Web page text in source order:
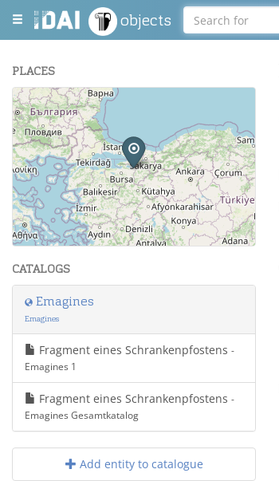
objects
PLACES
+
−
Leaflet| Maps and Data © OpenStreetMap.
CATALOGS
Emagines
Emagines
Fragment eines Schrankenpfostens -
Emagines 1
Fragment eines Schrankenpfostens -
Emagines Gesamtkatalog
Add entity to catalogue